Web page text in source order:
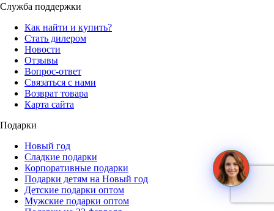
Служба поддержки
Как найти и купить?
Стать дилером
Новости
Отзывы
Вопрос-ответ
Связаться с нами
Возврат товара
Карта сайта
Подарки
Новый год
Сладкие подарки
Корпоративные подарки
Подарки детям на Новый год
Детские подарки оптом
Мужские подарки оптом